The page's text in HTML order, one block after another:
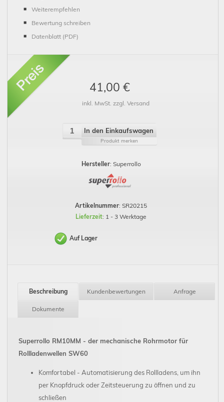
Weiterempfehlen
Bewertung schreiben
Datenblatt (PDF)
41,00 €
inkl. MwSt. zzgl. Versand
In den Einkaufswagen
Produkt merken
Hersteller: Superrollo
Artikelnummer: SR20215
Lieferzeit: 1 - 3 Werktage
Auf Lager
Beschreibung Kundenbewertungen Anfrage
Dokumente
Superrollo RM10MM - der mechanische Rohrmotor für
Rollladenwellen SW60
Komfortabel - Automatisierung des Rollladens, um ihn
per Knopfdruck oder Zeitsteuerung zu öffnen und zu
schließen